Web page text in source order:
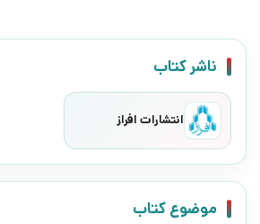
ناشر کتاب
انتشارات افراز
موضوع کتاب